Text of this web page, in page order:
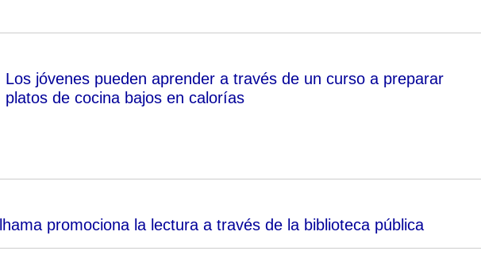
Los jóvenes pueden aprender a través de un curso a preparar
platos de cocina bajos en calorías
promociona la lectura a través de la biblioteca pública